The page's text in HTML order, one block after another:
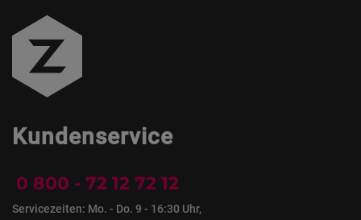
Kundenservice
0 800 - 72 12 72 12
Servicezeiten: Mo. - Do. 9 - 16:30 Uhr,